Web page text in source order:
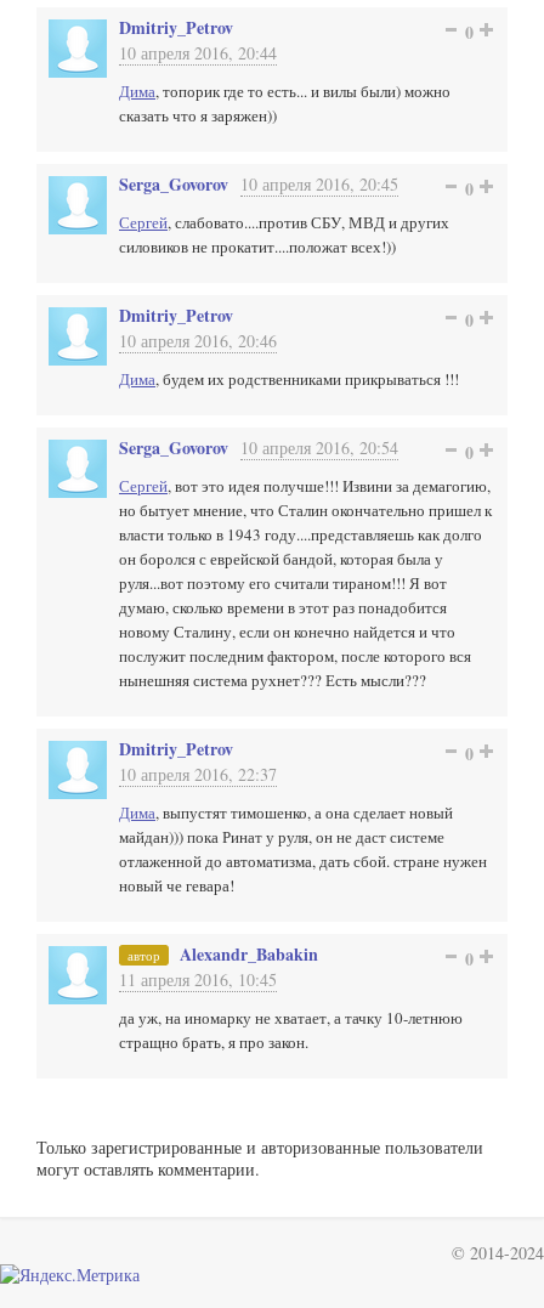
Dmitriy_Petrov
10 апреля 2016, 20:44
0
Дима, топорик где то есть... и вилы были) можно
сказать что я заряжен))
Serga_Govorov 10 апреля 2016, 20:45 0
Сергей, слабовато....против СБУ, МВД и других
силовиков не прокатит....положат всех!))
Dmitriy_Petrov
10 апреля 2016, 20:46
0
Дима, будем их родственниками прикрываться !!!
Serga_Govorov 10 апреля 2016, 20:54 0
Сергей, вот это идея получше!!! Извини за демагогию,
но бытует мнение, что Сталин окончательно пришел к
власти только в 1943 году....представляешь как долго
он боролся с еврейской бандой, которая была у
руля...вот поэтому его считали тираном!!! Я вот
думаю, сколько времени в этот раз понадобится
новому Сталину, если он конечно найдется и что
послужит последним фактором, после которого вся
нынешняя система рухнет??? Есть мысли???
Dmitriy_Petrov
10 апреля 2016, 22:37
0
Дима, выпустят тимошенко, а она сделает новый
майдан))) пока Ринат у руля, он не даст системе
отлаженной до автоматизма, дать сбой. стране нужен
новый че гевара!
автор Alexandr_Babakin
11 апреля 2016, 10:45
0
да уж, на иномарку не хватает, а тачку 10-летнюю
стращно брать, я про закон.
Только зарегистрированные и авторизованные пользователи
могут оставлять комментарии.
© 2014-2024